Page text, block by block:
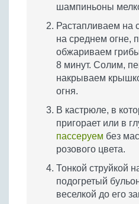
шампиньоны
Растапливаем на
на среднем огне,
обжариваем
8 минут. Солим,
накрываем
огня.
В кастрюле, в
пригорает или в
пассеруем без
розового цвета.
Тонкой струйкой
подогретый
веселкой до его